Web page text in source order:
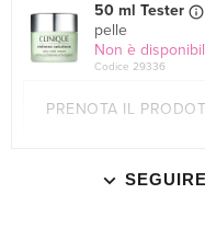
50 ml Tester
pelle
Non è
Codice 29336
PRENOTA IL